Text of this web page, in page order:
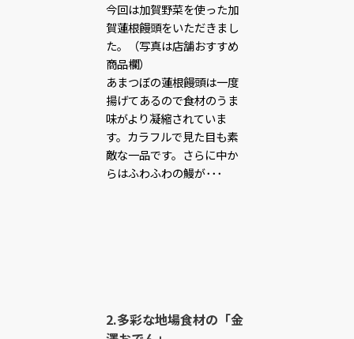
今回は加賀野菜を使った加
賀蓮根饅頭をいただきまし
た。（写真は店舗おすすめ
商品欄）
あまつぼの蓮根饅頭は一度
揚げてあるので食材のうま
味がより凝縮されていま
す。カラフルで見た目も素
敵な一品です。さらに中か
らはふわふわの鰻が･･･
2.多彩な地場食材の「金